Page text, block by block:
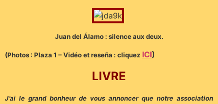
Juan del Álamo : silence aux deux.
(Photos : Plaza 1 – Vidéo et reseña : cliquez ICI)
LIVRE
J’ai le grand bonheur de vous annoncer que notre association